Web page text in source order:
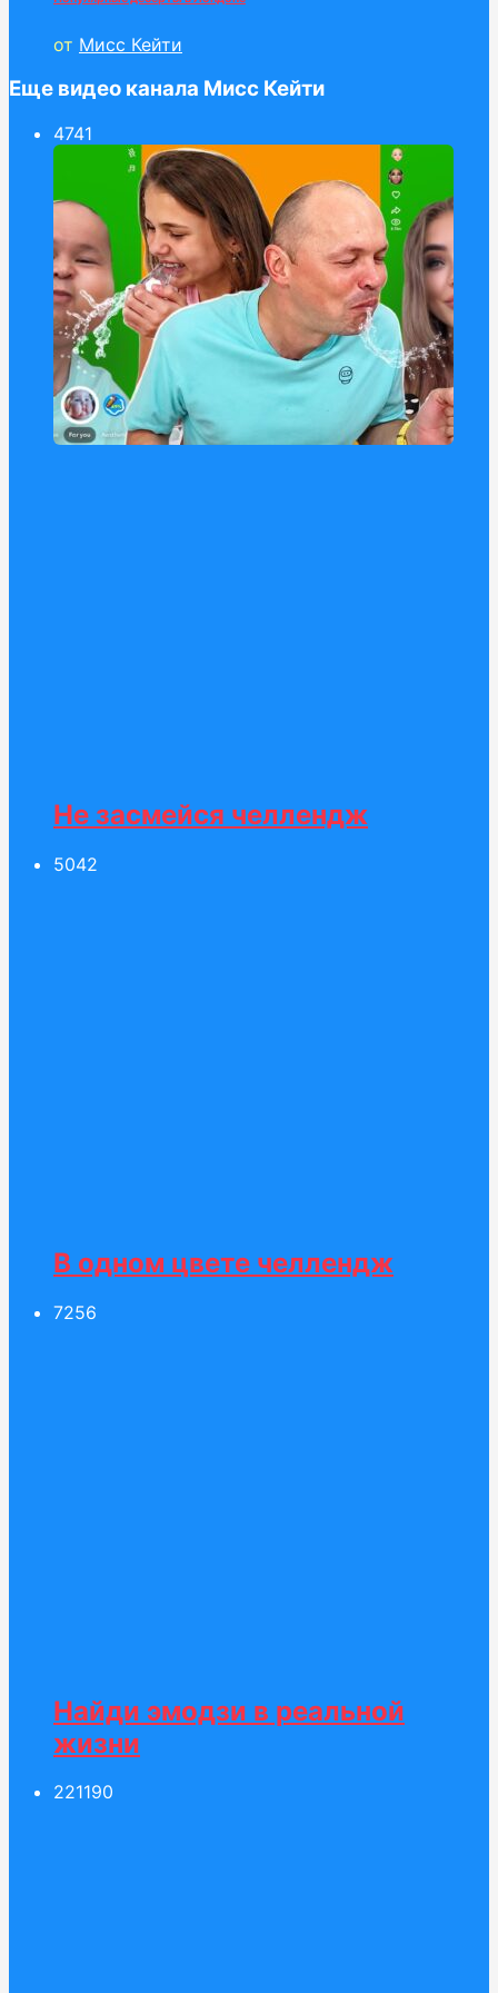
от Мисс Кейти
Еще видео канала Мисс Кейти
4741
Не засмейся челлендж
5042
В одном цвете челлендж
7256
Найди эмодзи в реальной
жизни
221190